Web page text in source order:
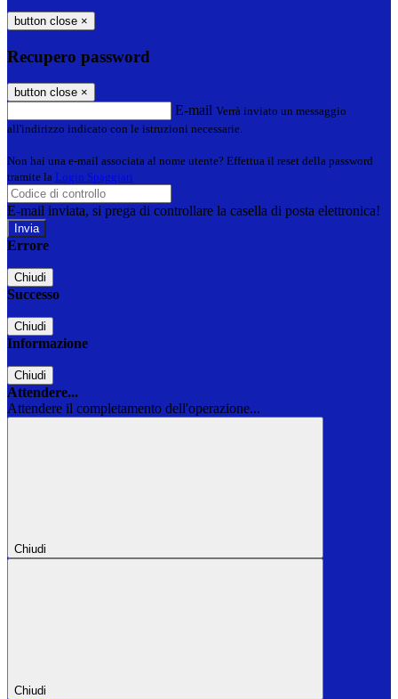
button close ×
Recupero password
button close ×
E-mail Verrà inviato un messaggio
all'indirizzo indicato con le istruzioni necessarie.
Non hai una e-mail associata al nome utente? Effettua il reset della password
tramite la Login Spaggiari
E-mail inviata, si prega di controllare la casella di posta elettronica!
Errore
Chiudi
Successo
Chiudi
Informazione
Chiudi
Attendere...
Attendere il completamento dell'operazione...
Chiudi
Chiudi